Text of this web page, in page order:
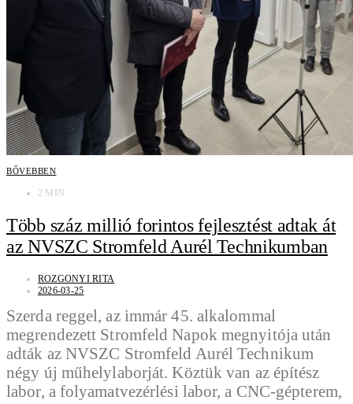
BŐVEBBEN
2 MIN
Több száz millió forintos fejlesztést adtak át
az NVSZC Stromfeld Aurél Technikumban
ROZGONYI RITA
2026-03-25
Szerda reggel, az immár 45. alkalommal
megrendezett Stromfeld Napok megnyitója után
adták az NVSZC Stromfeld Aurél Technikum
négy új műhelylaborját. Köztük van az építész
labor, a folyamatvezérlési labor, a CNC-gépterem,